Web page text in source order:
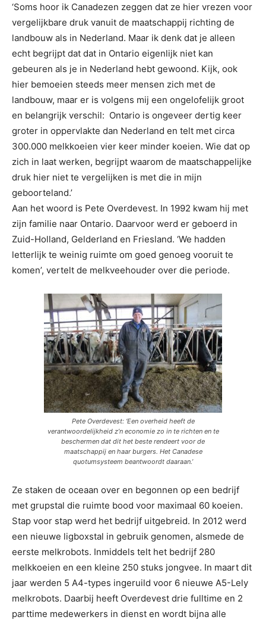
‘Soms hoor ik Canadezen zeggen dat ze hier vrezen voor
vergelijkbare druk vanuit de maatschappij richting de
landbouw als in Nederland. Maar ik denk dat je alleen
echt begrijpt dat dat in Ontario eigenlijk niet kan
gebeuren als je in Nederland hebt gewoond. Kijk, ook
hier bemoeien steeds meer mensen zich met de
landbouw, maar er is volgens mij een ongelofelijk groot
en belangrijk verschil: Ontario is ongeveer dertig keer
groter in oppervlakte dan Nederland en telt met circa
300.000 melkkoeien vier keer minder koeien. Wie dat op
zich in laat werken, begrijpt waarom de maatschappelijke
druk hier niet te vergelijken is met die in mijn
geboorteland.’
Aan het woord is Pete Overdevest. In 1992 kwam hij met
zijn familie naar Ontario. Daarvoor werd er geboerd in
Zuid-Holland, Gelderland en Friesland. ‘We hadden
letterlijk te weinig ruimte om goed genoeg vooruit te
komen’, vertelt de melkveehouder over die periode.
Pete Overdevest: ‘Een overheid heeft de
verantwoordelijkheid z’n economie zo in te richten en te
beschermen dat dit het beste rendeert voor de
maatschappij en haar burgers. Het Canadese
quotumsysteem beantwoordt daaraan.’
Ze staken de oceaan over en begonnen op een bedrijf
met grupstal die ruimte bood voor maximaal 60 koeien.
Stap voor stap werd het bedrijf uitgebreid. In 2012 werd
een nieuwe ligboxstal in gebruik genomen, alsmede de
eerste melkrobots. Inmiddels telt het bedrijf 280
melkkoeien en een kleine 250 stuks jongvee. In maart dit
jaar werden 5 A4-types ingeruild voor 6 nieuwe A5-Lely
melkrobots. Daarbij heeft Overdevest drie fulltime en 2
parttime medewerkers in dienst en wordt bijna alle